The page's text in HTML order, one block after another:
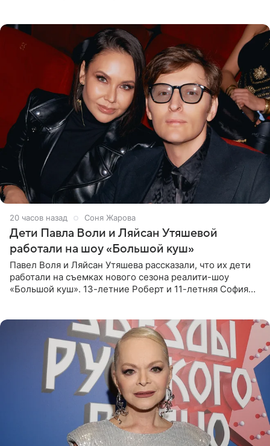
20 часов назад Соня Жарова
Дети Павла Воли и Ляйсан Утяшевой
работали на шоу «Большой куш»
Павел Воля и Ляйсан Утяшева рассказали, что их дети
работали на съемках нового сезона реалити-шоу
«Большой куш». 13-летние Роберт и 11-летняя София